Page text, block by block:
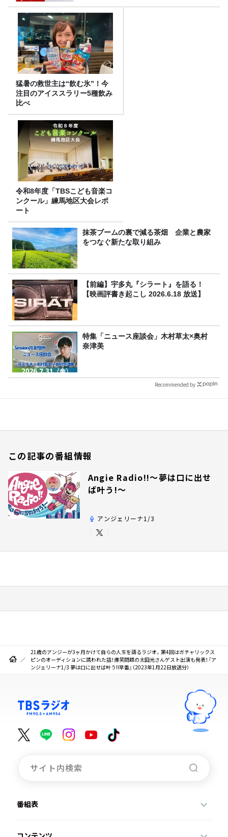
猛暑の救世主は“飲む氷”！今
注目のアイススラリー5種飲み
比べ
令和8年度「TBSこども音楽コ
ンクール」練馬地区大会レポ
ート
抹茶ブームの裏で減る茶畑 企業と農家
をつなぐ新たな取り組み
【前編】宇多丸『シラート』を語る！
【映画評書き起こし 2026.6.18 放送】
特集「ニュース座談会」木村草太×奥村
奈津美
Recommended by
この記事の番組情報
Angie Radio!!～夢は口に出せ
ば叶う!～
アンジェリーナ1/3
21歳のアンジーが3ヶ月かけて自らの人生を語るラジオ。第4回はガチャリックス
ピンのオーディションに誘われた話！爆笑問題の太田光さんゲスト出演も発表！『ア
ンジェリーナ1/3 夢は口に出せば叶う!!早番』（2023年1月22日放送分）
番組表